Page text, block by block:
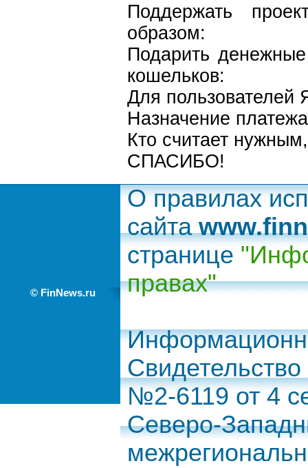
Поддержать
образом:
Подарить
кошельков:
Для пользователей
Назначение
Кто считает
СПАСИБО!
© FinNews.ru
О правилах
сайта
странице
правах"
№2-6119 от 4
Северо-